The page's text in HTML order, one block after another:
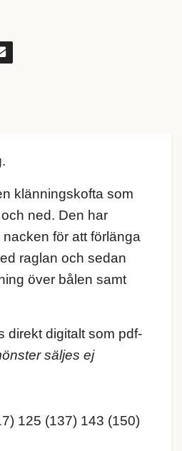
klänningskofta som
ned. Den har
för att förlänga
raglan och sedan
över bålen samt
direkt digitalt som pdf-
säljes ej
125 (137) 143 (150)